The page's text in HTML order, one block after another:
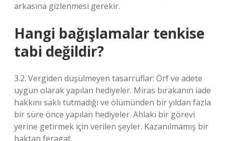
arkasına gizlenmesi gerekir.
Hangi bağışlamalar tenkise
tabi değildir?
3.2. Vergiden düşülmeyen tasarruflar: Örf ve adete
uygun olarak yapılan hediyeler. Miras bırakanın iade
hakkını saklı tutmadığı ve ölümünden bir yıldan fazla
bir süre önce yapılan hediyeler. Ahlaki bir görevi
yerine getirmek için verilen şeyler. Kazanılmamış bir
haktan feragat.